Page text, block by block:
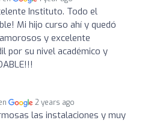
Instituto. Todo el
Mi hijo curso ahí y quedó
y excelente
por su nivel académico y
2 years ago
las instalaciones y muy